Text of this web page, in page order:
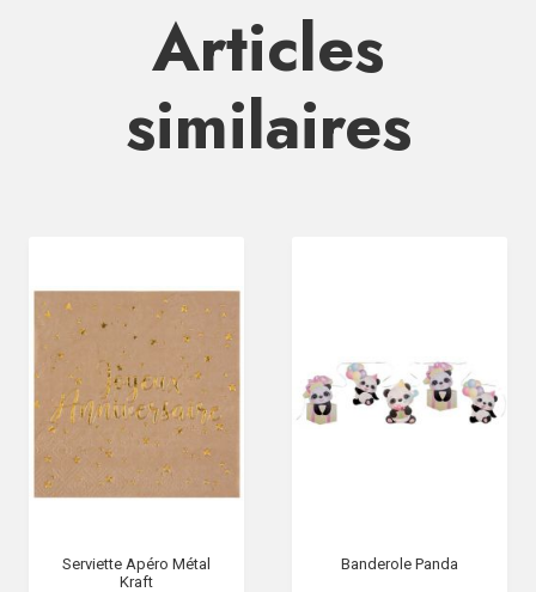
Articles
similaires
Serviette Apéro Métal
Kraft
Banderole Panda